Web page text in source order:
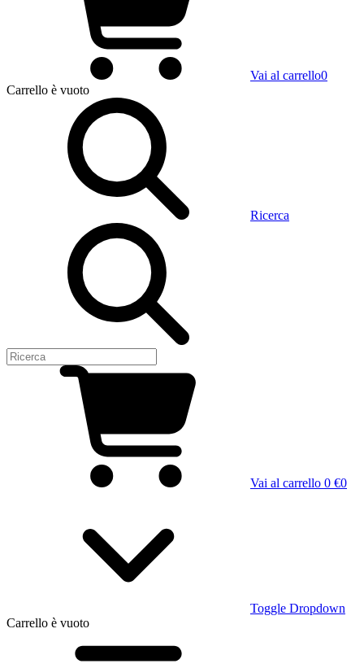
Vai al carrello0
Carrello è vuoto
Ricerca
Vai al carrello 0 €0
Toggle Dropdown
Carrello è vuoto